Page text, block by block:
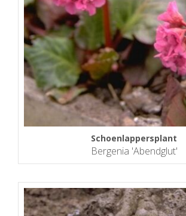
Schoenlappersplant
Bergenia 'Abendglut'